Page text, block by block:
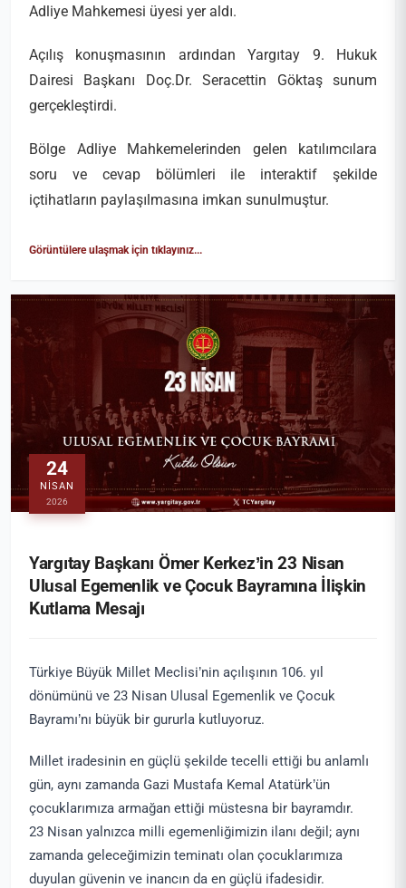
Adliye Mahkemesi üyesi yer aldı.
Açılış konuşmasının ardından Yargıtay 9. Hukuk
Dairesi Başkanı Doç.Dr. Seracettin Göktaş sunum
gerçekleştirdi.
Bölge Adliye Mahkemelerinden gelen katılımcılara
soru ve cevap bölümleri ile interaktif şekilde
içtihatların paylaşılmasına imkan sunulmuştur.
Görüntülere ulaşmak için tıklayınız...
24
NISAN
2026
Yargıtay Başkanı Ömer Kerkez’in 23 Nisan
Ulusal Egemenlik ve Çocuk Bayramına İlişkin
Kutlama Mesajı
Türkiye Büyük Millet Meclisi’nin açılışının 106. yıl
dönümünü ve 23 Nisan Ulusal Egemenlik ve Çocuk
Bayramı’nı büyük bir gururla kutluyoruz.
Millet iradesinin en güçlü şekilde tecelli ettiği bu anlamlı
gün, aynı zamanda Gazi Mustafa Kemal Atatürk’ün
çocuklarımıza armağan ettiği müstesna bir bayramdır.
23 Nisan yalnızca milli egemenliğimizin ilanı değil; aynı
zamanda geleceğimizin teminatı olan çocuklarımıza
duyulan güvenin ve inancın da en güçlü ifadesidir.